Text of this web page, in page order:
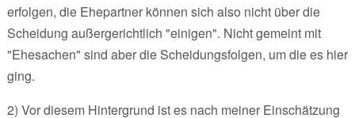
erfolgen, die Ehepartner können sich also nicht über die
Scheidung außergerichtlich "einigen". Nicht gemeint mit
"Ehesachen" sind aber die Scheidungsfolgen, um die es hier
ging.
2) Vor diesem Hintergrund ist es nach meiner Einschätzung